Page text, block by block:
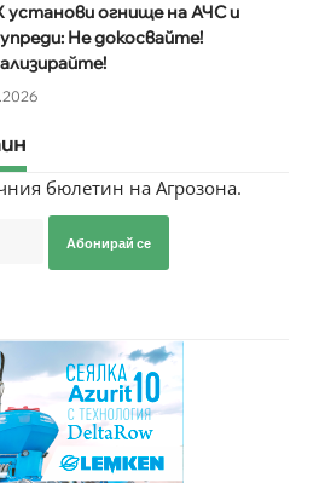
установи огнище на АЧС и
Не докосвайте!
бюлетин на Агрозона.
Абонирай се